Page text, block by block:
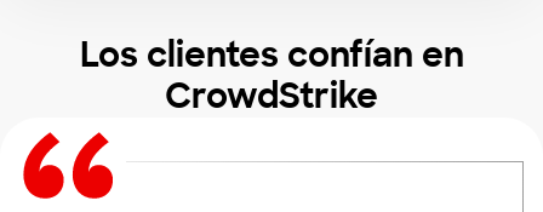
Los clientes confían en
CrowdStrike